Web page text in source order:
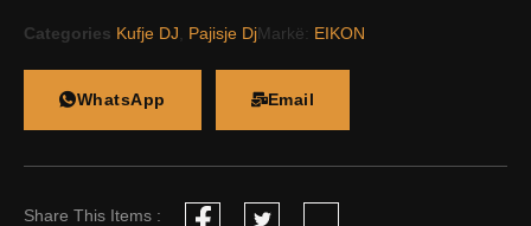
Categories Kufje DJ Pajisje DjMarkë: EIKON
WhatsApp Email
Share This Items :